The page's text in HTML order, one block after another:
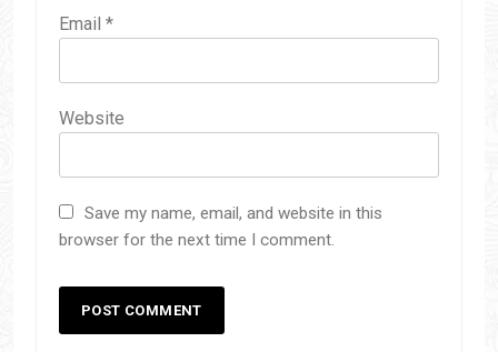
Email *
Website
Save my name, email, and website in this
browser for the next time I comment.